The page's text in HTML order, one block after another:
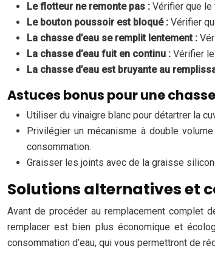
Le flotteur ne remonte pas : Vérifier que le
Le bouton poussoir est bloqué : Vérifier
La chasse d’eau se remplit lentement :
La chasse d’eau fuit en continu : Vérifier
La chasse d’eau est bruyante au
Astuces bonus pour une
Utiliser du vinaigre blanc pour détartrer la
Privilégier un mécanisme à double
consommation.
Graisser les joints avec de la graisse
Solutions alternatives et
Avant de procéder au remplacement complet
remplacer est bien plus économique et
consommation d’eau, qui vous permettront de